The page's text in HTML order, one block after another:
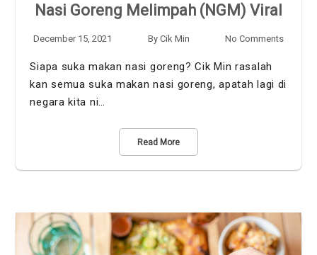
Nasi Goreng Melimpah (NGM) Viral
December 15, 2021 By Cik Min No Comments
Siapa suka makan nasi goreng? Cik Min rasalah
kan semua suka makan nasi goreng, apatah lagi di
negara kita ni…
Read More